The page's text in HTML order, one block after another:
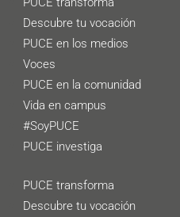
Descubre tu vocación
PUCE en los medios
Voces
PUCE en la comunidad
Vida en campus
#SoyPUCE
PUCE investiga
PUCE transforma
Descubre tu vocación